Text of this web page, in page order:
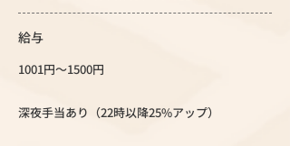
給与
1001円～1500円
深夜手当あり（22時以降25%アップ）